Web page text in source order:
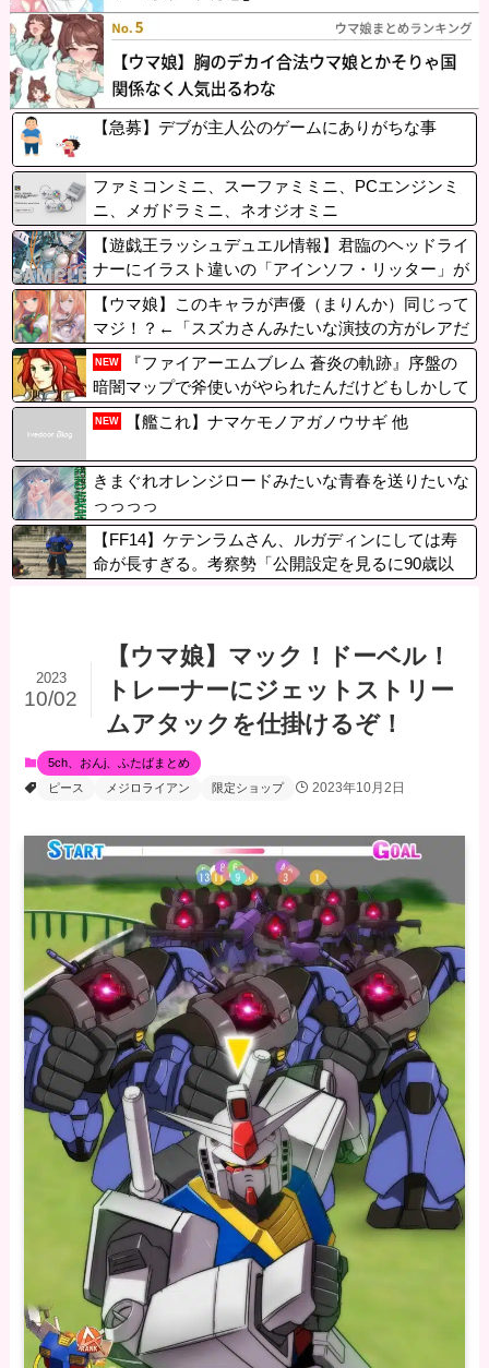
【急募】デブが主人公のゲームにありがちな事
ファミコンミニ、スーファミミニ、PCエンジンミ
ニ、メガドラミニ、ネオジオミニ
【遊戯王ラッシュデュエル情報】君臨のヘッドライ
ナーにイラスト違いの「アインソフ・リッター」が
収録決定！
【ウマ娘】このキャラが声優（まりんか）同じって
マジ！？←「スズカさんみたいな演技の方がレアだ
と聞いて驚いたよ」
NEW
『ファイアーエムブレム 蒼炎の軌跡』序盤の
暗闇マップで斧使いがやられたんだけどもしかして
永久離脱なの？
NEW 【艦これ】ナマケモノアガノウサギ 他
きまぐれオレンジロードみたいな青春を送りたいな
っっっっ
【FF14】ケテンラムさん、ルガディンにしては寿
命が長すぎる。考察勢「公開設定を見るに90歳以
【ウマ娘】マック！ドーベル！
トレーナーにジェットストリー
ムアタックを仕掛けるぞ！
2023
10/02
5ch、おんj、ふたばまとめ
ピース
メジロライアン 限定ショップ 2023年10月2日